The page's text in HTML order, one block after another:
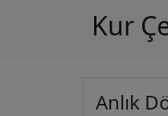
Kur
Anlık